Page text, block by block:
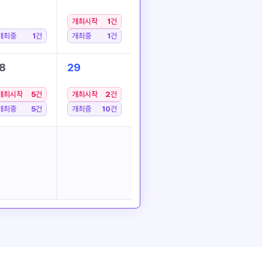
최중 1건
개최시작 1건
개최중
1건
최시작 5건
최중
5건
29
개최시작 2건
개최중
10건